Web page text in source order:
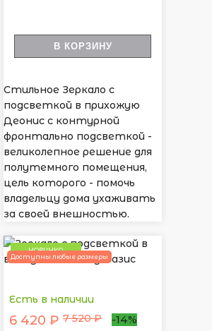
В КОРЗИНУ
Стильное Зеркало с
подсветкой в прихожую
Деонис с контурной
фронтально подсветкой -
великолепное решение для
полутемного помещения,
цель которого - помочь
владельцу дома ухаживать
за своей внешностью.
НОВИНКА
Доступны любые размеры
Есть в наличии
6 420 ₽ 7 520 ₽
-14%